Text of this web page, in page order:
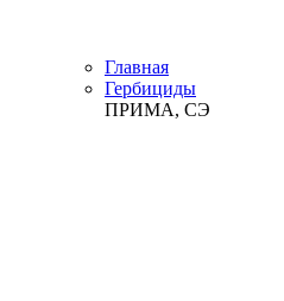
Главная
Гербициды
ПРИМА, СЭ